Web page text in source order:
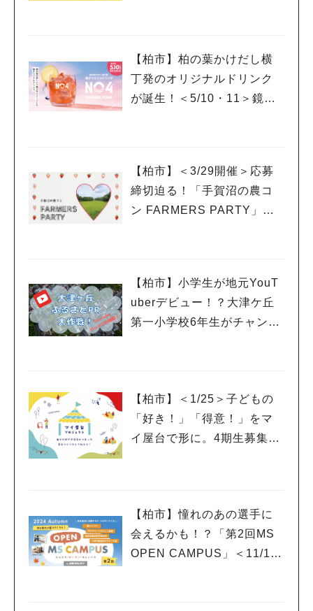
【柏市】柏の葉かけだし横
丁発のオリジナルドリンク
が誕生！＜5/10・11＞鏡開
【柏市】＜3/29開催＞応募
締切迫る！「手賀沼の農コ
ン FARMERS PARTY」に
【柏市】小学生が地元YouT
uberデビュー！？大津ケ丘
第一小学校6年生がチャンネ
【柏市】＜1/25＞子どもの
「好き！」「得意！」をマ
イ屋台で形に。4期生募集の
【柏市】憧れのあの選手に
会えるかも！？「第2回MS
OPEN CAMPUS」＜11/17
人気のキーワード